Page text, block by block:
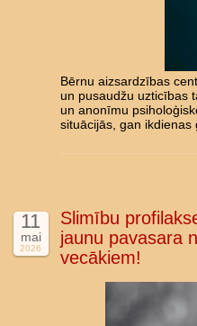
Bērnu aizsardzības
un pusaudžu uzticības
un anonīmu
situācijās, gan ikdienas
11
mai
2026
Slimību
jaunu pavasara
vecākiem!